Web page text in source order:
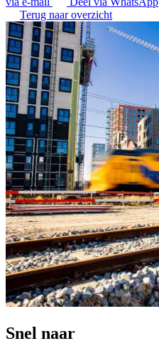
Terug naar overzicht
Snel naar